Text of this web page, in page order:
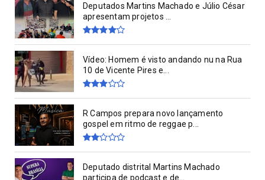
Deputados Martins Machado e Júlio César
apresentam projetos ...
Vídeo: Homem é visto andando nu na Rua
10 de Vicente Pires e...
R Campos prepara novo lançamento
gospel em ritmo de reggae p...
Deputado distrital Martins Machado
participa de podcast e de...